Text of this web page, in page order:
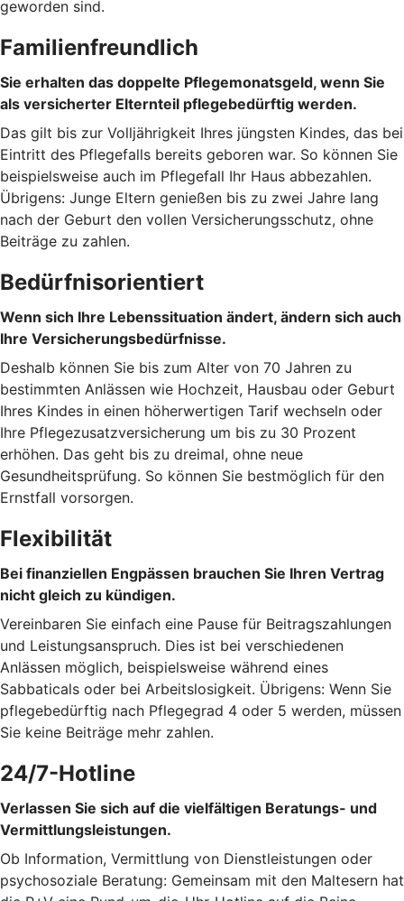
geworden sind.
Familienfreundlich
Sie erhalten das doppelte Pflegemonatsgeld, wenn Sie
als versicherter Elternteil pflegebedürftig werden.
Das gilt bis zur Volljährigkeit Ihres jüngsten Kindes, das bei
Eintritt des Pflegefalls bereits geboren war. So können Sie
beispielsweise auch im Pflegefall Ihr Haus abbezahlen.
Übrigens: Junge Eltern genießen bis zu zwei Jahre lang
nach der Geburt den vollen Versicherungsschutz, ohne
Beiträge zu zahlen.
Bedürfnisorientiert
Wenn sich Ihre Lebenssituation ändert, ändern sich auch
Ihre Versicherungsbedürfnisse.
Deshalb können Sie bis zum Alter von 70 Jahren zu
bestimmten Anlässen wie Hochzeit, Hausbau oder Geburt
Ihres Kindes in einen höherwertigen Tarif wechseln oder
Ihre Pflegezusatzversicherung um bis zu 30 Prozent
erhöhen. Das geht bis zu dreimal, ohne neue
Gesundheitsprüfung. So können Sie bestmöglich für den
Ernstfall vorsorgen.
Flexibilität
Bei finanziellen Engpässen brauchen Sie Ihren Vertrag
nicht gleich zu kündigen.
Vereinbaren Sie einfach eine Pause für Beitragszahlungen
und Leistungsanspruch. Dies ist bei verschiedenen
Anlässen möglich, beispielsweise während eines
Sabbaticals oder bei Arbeitslosigkeit. Übrigens: Wenn Sie
pflegebedürftig nach Pflegegrad 4 oder 5 werden, müssen
Sie keine Beiträge mehr zahlen.
24/7-Hotline
Verlassen Sie sich auf die vielfältigen Beratungs- und
Vermittlungsleistungen.
Ob Information, Vermittlung von Dienstleistungen oder
psychosoziale Beratung: Gemeinsam mit den Maltesern hat